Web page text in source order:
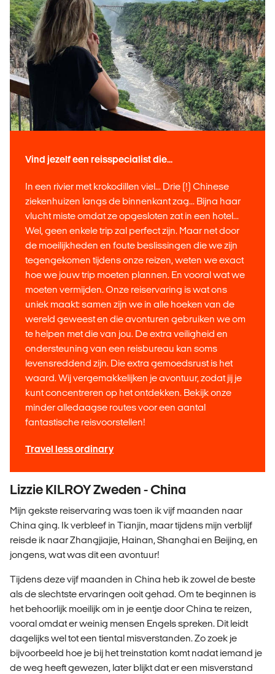
Vind jezelf een reisspecialist die...
In een rivier met krokodillen viel... Drie (!) Chinese
ziekenhuizen langs de binnenkant zag... Bijna haar
vlucht miste omdat ze opgesloten zat in een hotel...
Wel, geen enkele trip zal perfect zijn. Maar net door
de moeilijkheden en foute beslissingen die we zijn
tegengekomen tijdens onze reizen, weten we exact
hoe we jouw trip moeten plannen. En vooral wat we
moeten vermijden. Onze reiservaring is wat ons
uniek maakt: samen zijn we in alle hoeken van de
wereld geweest en die avonturen gebruiken we om
te helpen met die van jou. De extra veiligheid en
ondersteuning van een reisbureau kan soms
levensreddend zijn. Die extra gemoedsrust is het
waard. Wij vergemakkelijken je avontuur, zodat jij je
kunt concentreren op het ontdekken. Bekijk onze
minder alledaagse routes voor een aantal
fantastische reisvoorstellen!
Travel less ordinary
Lizzie KILROY Zweden - China
Mijn gekste reiservaring was toen ik vijf maanden naar
China ging. Ik verbleef in Tianjin, maar tijdens mijn verblijf
reisde ik naar Zhangjiajie, Hainan, Shanghai en Beijing, en
jongens, wat was dit een avontuur!
Tijdens deze vijf maanden in China heb ik zowel de beste
als de slechtste ervaringen ooit gehad. Om te beginnen is
het behoorlijk moeilijk om in je eentje door China te reizen,
vooral omdat er weinig mensen Engels spreken. Dit leidt
dagelijks wel tot een tiental misverstanden. Zo zoek je
bijvoorbeeld hoe je bij het treinstation komt nadat iemand je
de weg heeft gewezen, later blijkt dat er een misverstand